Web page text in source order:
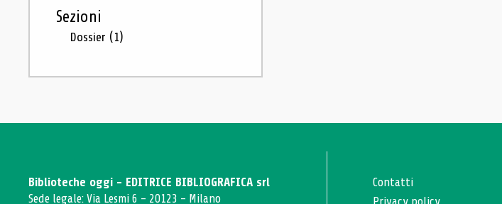
Sezioni
Dossier (1)
Biblioteche oggi - EDITRICE BIBLIOGRAFICA srl
Sede legale: Via Lesmi 6 - 20123 - Milano
Contatti